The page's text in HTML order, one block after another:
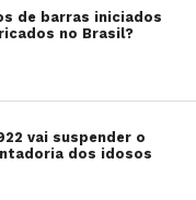
de barras iniciados
no Brasil?
vai suspender o
dos idosos